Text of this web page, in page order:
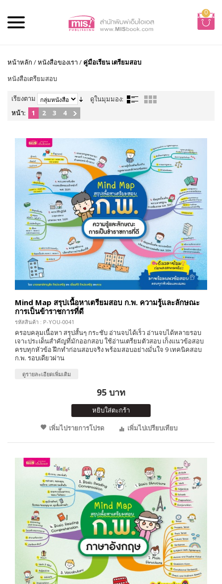
0
หน้าหลัก /หนังสือของเรา / คู่มือเรียน เตรียมสอบ
หนังสือเตรียมสอบ
เรียงตาม
ดูในมุมมอง:
หน้า:
1 2 3 4
Mind Map สรุปเนื้อหาเตรียมสอบ ก.พ. ความรู้และลักษณะ
การเป็นข้าราชการที่ดี
รหัสสินค้า : P-YOU-0041
ครอบคลุมเนื้อหา สรุปสั้นๆ กระชับ อ่านจบได้เร็ว อ่านจบได้หลายรอบ
เจาะประเด็นสำคัญที่มักออกสอบ ใช้อ่านเตรียมตัวสอบ เก็งแนวข้อสอบ
ครบทุกหัวข้อ ฝึกทำก่อนสอบจริง พร้อมสอบอย่างมั่นใจ 9 เทคนิคสอบ
ก.พ. รอบเดียวผ่าน
ดูรายละเอียดเพิ่มเติม
95 บาท
หยิบใส่ตะกร้า
เพิ่มไปรายการโปรด
เพิ่มไปเปรียบเทียบ